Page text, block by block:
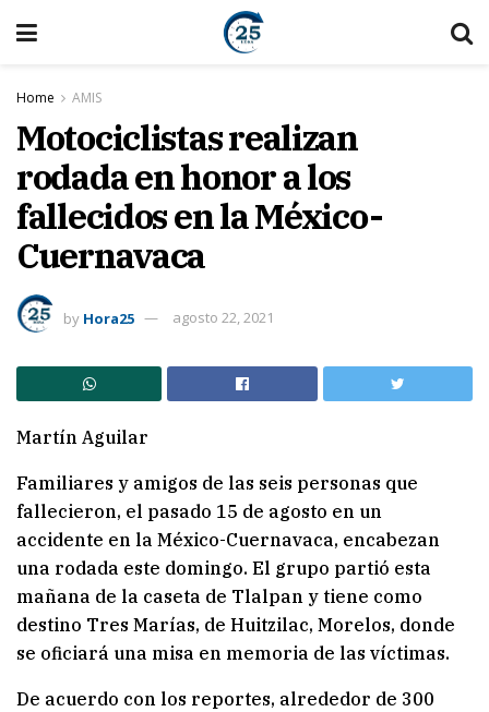
Home AMIS
Motociclistas realizan
rodada en honor a los
fallecidos en la México-
Cuernavaca
by Hora25 agosto 22, 2021
Martín Aguilar
Familiares y amigos de las seis personas que
fallecieron, el pasado 15 de agosto en un
accidente en la México-Cuernavaca, encabezan
una rodada este domingo. El grupo partió esta
mañana de la caseta de Tlalpan y tiene como
destino Tres Marías, de Huitzilac, Morelos, donde
se oficiará una misa en memoria de las víctimas.
De acuerdo con los reportes, alrededor de 300